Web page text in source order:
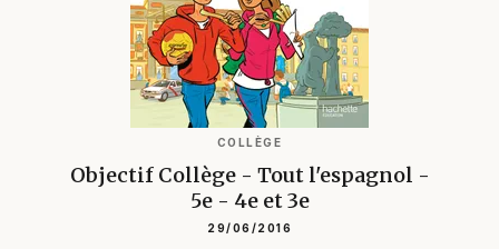
COLLÈGE
Objectif Collège - Tout l'espagnol -
5e - 4e et 3e
29/06/2016